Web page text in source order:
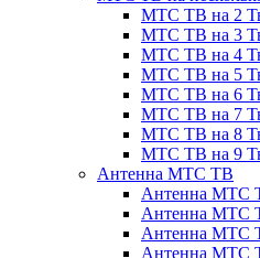
МТС ТВ на 2
МТС ТВ на 3
МТС ТВ на 4
МТС ТВ на 5
МТС ТВ на 6
МТС ТВ на 7
МТС ТВ на 8
МТС ТВ на 9
Антенна МТС ТВ
Антенна МТС
Антенна МТС
Антенна МТС
Антенна МТС